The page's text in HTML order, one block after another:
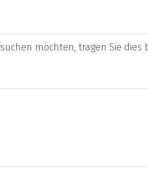
möchten, tragen Sie dies